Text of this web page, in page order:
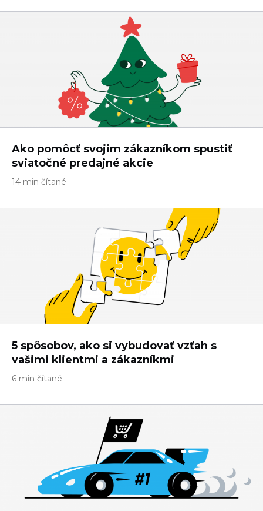
Ako pomôcť svojim zákazníkom spustiť
sviatočné predajné akcie
14 min čítané
5 spôsobov, ako si vybudovať vzťah s
vašimi klientmi a zákazníkmi
6 min čítané